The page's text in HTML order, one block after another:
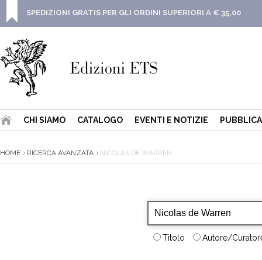
SPEDIZIONI GRATIS PER GLI ORDINI SUPERIORI A € 35,00
CHI SIAMO CATALOGO EVENTI E NOTIZIE
HOME RICERCA AVANZATA NICOLAS DE WARREN
Titolo Autore/